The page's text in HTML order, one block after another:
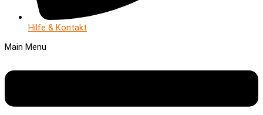
Hilfe & Kontakt
Main Menu